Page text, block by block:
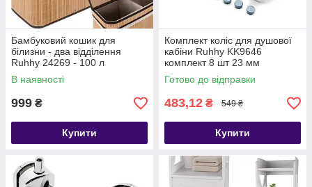
Бамбуковий кошик для
білизни - два відділення
Ruhhy 24269 - 100 л
В наявності
999 ₴
Купити
Комплект коліс для душової
кабіни Ruhhy KK9646
комплект 8 шт 23 мм
Готово до відправки
483,12 ₴ 549 ₴
Купити